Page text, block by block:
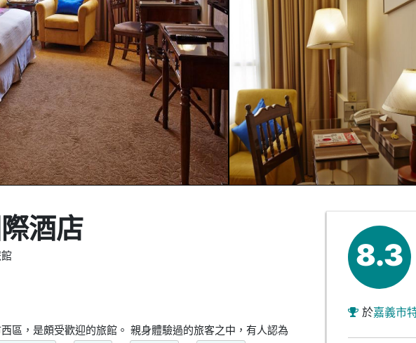
酒店
區，是頗受歡迎的旅館。 親身體驗過的旅客之中，有人認為
8.3
於嘉義市